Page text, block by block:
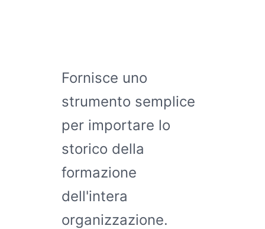
Fornisce uno
strumento semplice
per importare lo
storico della
formazione
dell'intera
organizzazione.